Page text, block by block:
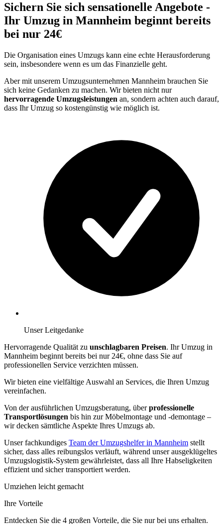
Sichern Sie sich sensationelle Angebote -
Ihr Umzug in Mannheim beginnt bereits
bei nur 24€
Die Organisation eines Umzugs kann eine echte Herausforderung
sein, insbesondere wenn es um das Finanzielle geht.
Aber mit unserem Umzugsunternehmen Mannheim brauchen Sie
sich keine Gedanken zu machen. Wir bieten nicht nur
hervorragende Umzugsleistungen an, sondern achten auch darauf,
dass Ihr Umzug so kostengünstig wie möglich ist.
Unser Leitgedanke
Hervorragende Qualität zu unschlagbaren Preisen. Ihr Umzug in
Mannheim beginnt bereits bei nur 24€, ohne dass Sie auf
professionellen Service verzichten müssen.
Wir bieten eine vielfältige Auswahl an Services, die Ihren Umzug
vereinfachen.
Von der ausführlichen Umzugsberatung, überprofessionelle
Transportlösungen bis hin zur Möbelmontage und -demontage –
wir decken sämtliche Aspekte Ihres Umzugs ab.
Unser fachkundiges Team der Umzugshelfer in Mannheim stellt
sicher, dass alles reibungslos verläuft, während unser ausgeklügeltes
Umzugslogistik-System gewährleistet, dass all Ihre Habseligkeiten
effizient und sicher transportiert werden.
Umziehen leicht gemacht
Ihre Vorteile
Entdecken Sie die 4 großen Vorteile, die Sie nur bei uns erhalten.